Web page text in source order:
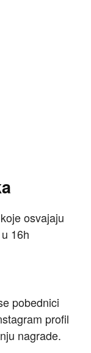
osvajaju
16h
pobednici
profil
nagrade.